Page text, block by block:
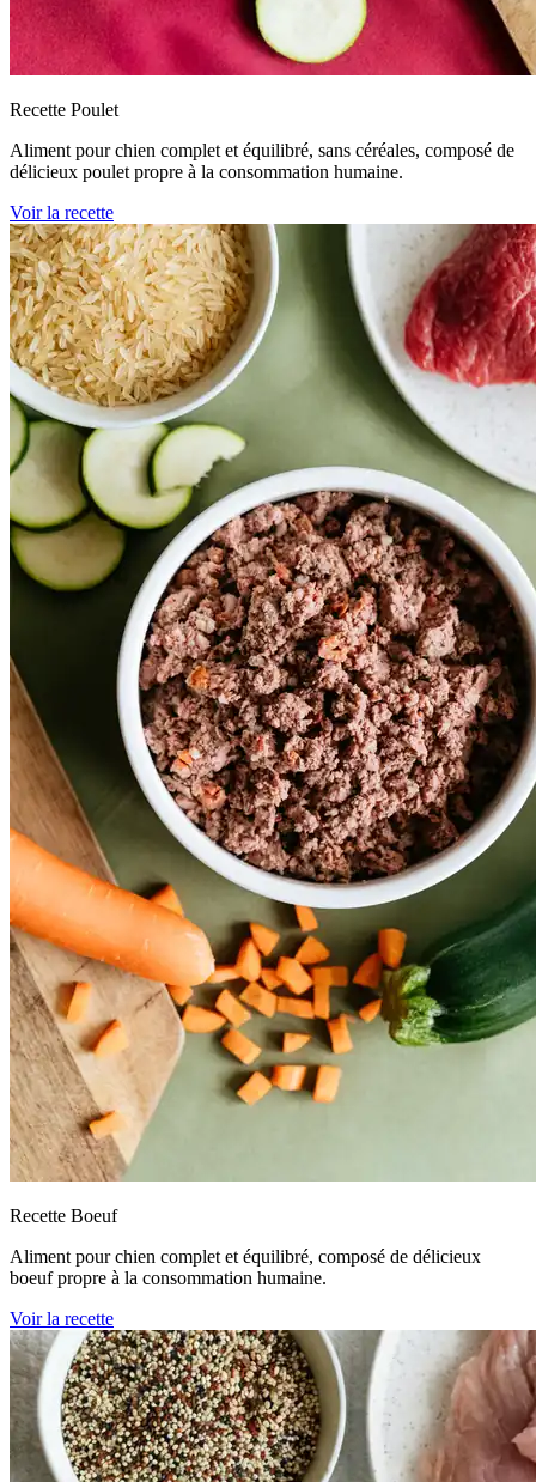
Recette Poulet
Aliment pour chien complet et équilibré, sans céréales, composé de
délicieux poulet propre à la consommation humaine.
Voir la recette
Recette Boeuf
Aliment pour chien complet et équilibré, composé de délicieux
boeuf propre à la consommation humaine.
Voir la recette